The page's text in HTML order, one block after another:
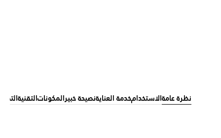
نظرة عامةالاستخدامخدمة العنايةنصيحة خبيرالمكوناتالتقنية